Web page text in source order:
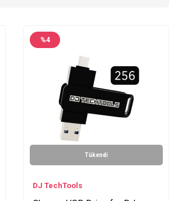
%4
Tükendi
DJ TechTools